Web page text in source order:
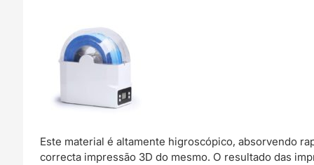
Este material é altamente higroscópico, absorvendo
correcta impressão 3D do mesmo. O resultado das